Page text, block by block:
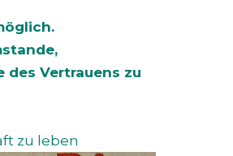
des Vertrauens zu
zu leben